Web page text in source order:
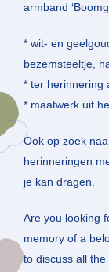
armband
* wit- en
bezemsteeltje,
* ter herinnering
* maatwerk uit
Ook op zoek
herinneringen
je kan dragen.
Are you looking
memory of a
to discuss all